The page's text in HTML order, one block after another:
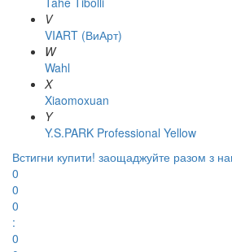
V
VIART (ВиАрт)
W
Wahl
X
Xiaomoxuan
Y
Y.S.PARK Professional Yellow
Встигни купити! заощаджуйте разом з
0
0
0
:
0